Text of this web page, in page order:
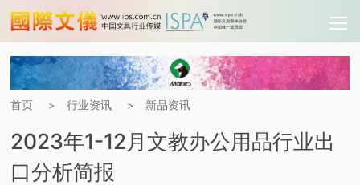
首页 > 行业资讯 > 新品资讯
2023年1-12月文教办公用品行业出
口分析简报